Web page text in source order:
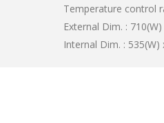
Temperature control
External Dim. :
Internal Dim. :